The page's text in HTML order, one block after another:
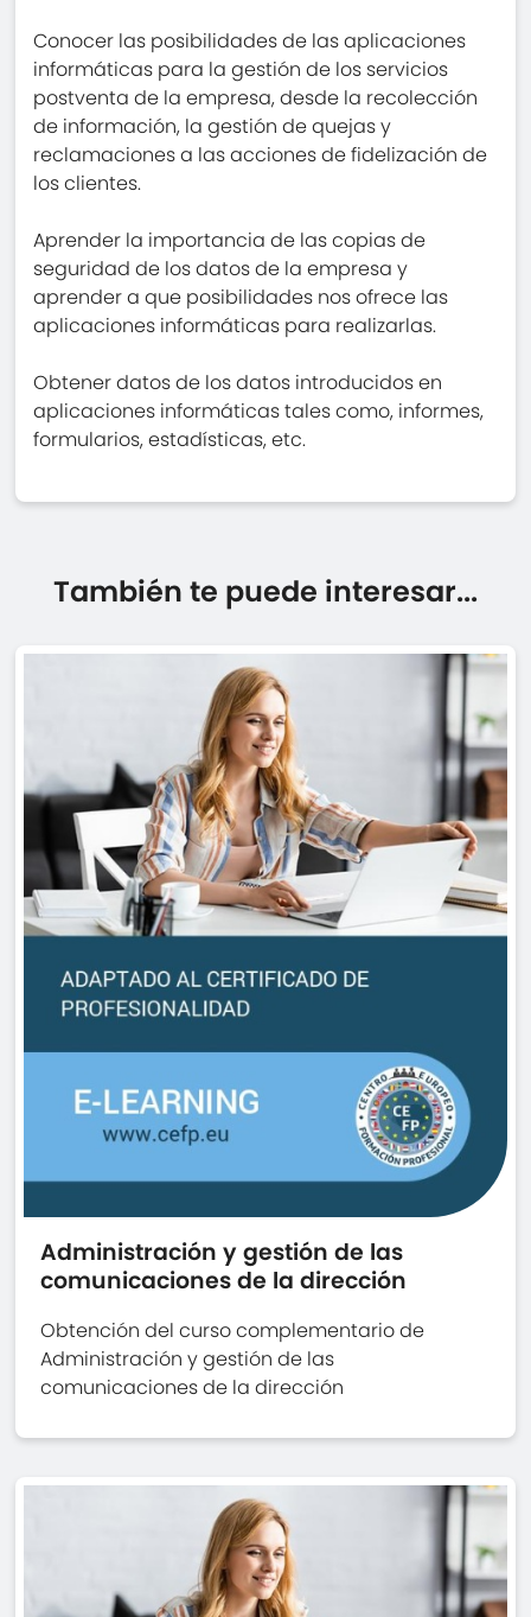
Conocer las posibilidades de las aplicaciones
informáticas para la gestión de los servicios
postventa de la empresa, desde la recolección
de información, la gestión de quejas y
reclamaciones a las acciones de fidelización de
los clientes.
Aprender la importancia de las copias de
seguridad de los datos de la empresa y
aprender a que posibilidades nos ofrece las
aplicaciones informáticas para realizarlas.
Obtener datos de los datos introducidos en
aplicaciones informáticas tales como, informes,
formularios, estadísticas, etc.
También te puede interesar...
Administración y gestión de las
comunicaciones de la dirección
Obtención del curso complementario de
Administración y gestión de las
comunicaciones de la dirección